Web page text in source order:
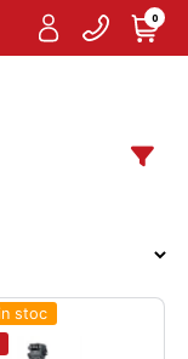
0
stoc